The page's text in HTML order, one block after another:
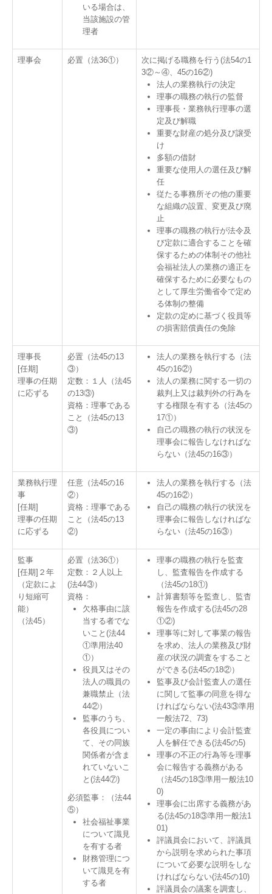
いる場合は、
当該施設の管
理者
理事会 必置（法36①）
次に掲げる職務を行う(法54の1
3②～④、45の16②)
法人の業務執行の決定
理事の職務の執行の監督
理事長・業務執行理事の選
定及び解職
重要な財産の処分及び譲受
け
多額の借財
重要な使用人の選任及び解
任
従たる事務所その他の重要
な組織の設置、変更及び廃
止
理事の職務の執行が法令及
び定款に適合することを確
保するための体制その他社
会福祉法人の業務の適正を
確保するために必要なもの
として厚生労働省令で定め
る体制の整備
定款の定めに基づく役員等
の損害賠償責任の免除
理事長
[任期]
理事の任期
に応ずる
必置（法45の13
③）
定数：１人（法45
の13③)
資格：理事である
こと（法45の13
③)
法人の業務を執行する（法
45の16②)
法人の業務に関する一切の
裁判上又は裁判外の行為を
する権限を有する（法45の
17①）
自己の職務の執行の状況を
理事会に報告しなければな
らない（法45の16③）
業務執行理
事
[任期]
理事の任期
に応ずる
任意（法45の16
②）
資格：理事である
こと（法45の13
②)
法人の業務を執行する（法
45の16②）
自己の職務の執行の状況を
理事会に報告しなければな
らない（法45の16③）
監事
[任期]２年
（定款によ
り短縮可
能）
（法45）
必置（法36①）
定数：２人以上
(法44③）
資格：
欠格事由に該
当する者でな
いこと(法44
①準用法40
①）
役員又はその
法人の職員の
兼職禁止（法
44②）
監事のうち、
各役員につい
て、その同族
関係者が含ま
れていないこ
と(法44⑦)
必須監事：（法44
⑤）
社会福祉事業
について識見
を有する者
財務管理につ
いて識見を有
する者
理事の職務の執行を監査
し、監査報告を作成する
（法45の18①)
計算書類等を監查し、監杳
報告を作成する(法45の28
①②)
理事等に対して事業の報告
を求め、法人の業務及び財
産の状況の調査をすること
ができる(法45の18②）
監事及び会計監査人の選任
に関して監事の同意を得な
ければならない(法43③準用
一般法72 、73)
一定の事由により会計監査
人を解任できる(法45の5)
理事の不正の行為等を理事
会に報告する義務がある
（法45の18③準用一般法10
0)
理事会に出席する義務があ
る(法45の18③準用一般法1
01)
評議員会において、評議員
から説明を求められた事項
について必要な説明をしな
ければならない(法45の10)
評議員会の議案を調査し、